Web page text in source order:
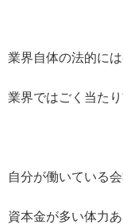
業界自体の法的に
業界ではごく当たり
自分が働いている
資本金が多い体力